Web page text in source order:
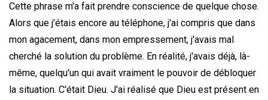
Cette phrase m'a fait prendre conscience de quelque chose.
Alors que j'étais encore au téléphone, j'ai compris que dans
mon agacement, dans mon empressement, j'avais mal
cherché la solution du problème. En réalité, j'avais déjà, là-
même, quelqu'un qui avait vraiment le pouvoir de débloquer
la situation. C'était Dieu. J'ai réalisé que Dieu est présent en